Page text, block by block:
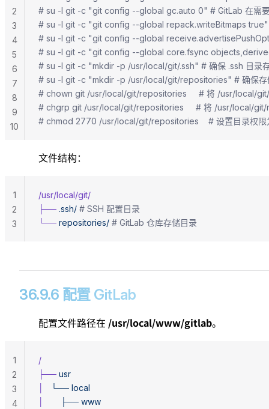
# su -l git -c "git config --global gc.auto 0" # GitLab 在需
# su -l git -c "git config --global repack.writeBitmaps true"
# su -l git -c "git config --global
# su -l git -c "git config --global core.fsync
# su -l git -c "mkdir -p /usr/local/git/.ssh" # 确保 .ssh 目录
# su -l git -c "mkdir -p /usr/local/git/repositories" # 确保存
# chown git /usr/local/git/repositories     # 将 /usr/local/
# chgrp git /usr/local/git/repositories     # 将 /usr/local/git/
# chmod 2770 /usr/local/git/repositories    # 设置目录权限
2
3
4
5
6
7
8
9
10
文件结构：
/usr/local/git/
├── .ssh/ # SSH 配置目录
└── repositories/ # GitLab 仓库存储目录
1
2
3
36.9.6 配置 GitLab
配置文件路径在 /usr/local/www/gitlab。
/
├── usr
   └──
local
       ├──
www
1
2
3
4